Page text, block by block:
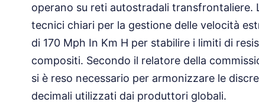
operano su reti autostradali transfrontaliere.
tecnici chiari per la gestione delle velocità
di 170 Mph In Km H per stabilire i limiti di
compositi. Secondo il relatore della
si è reso necessario per armonizzare le
decimali utilizzati dai produttori globali.